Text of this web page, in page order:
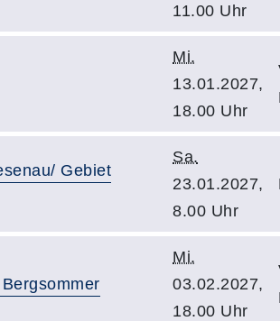
11.00 Uhr
Mi.
13.01.2027,
18.00 Uhr
Gebiet
Sa.
23.01.2027,
8.00 Uhr
Mi.
03.02.2027,
18.00 Uhr